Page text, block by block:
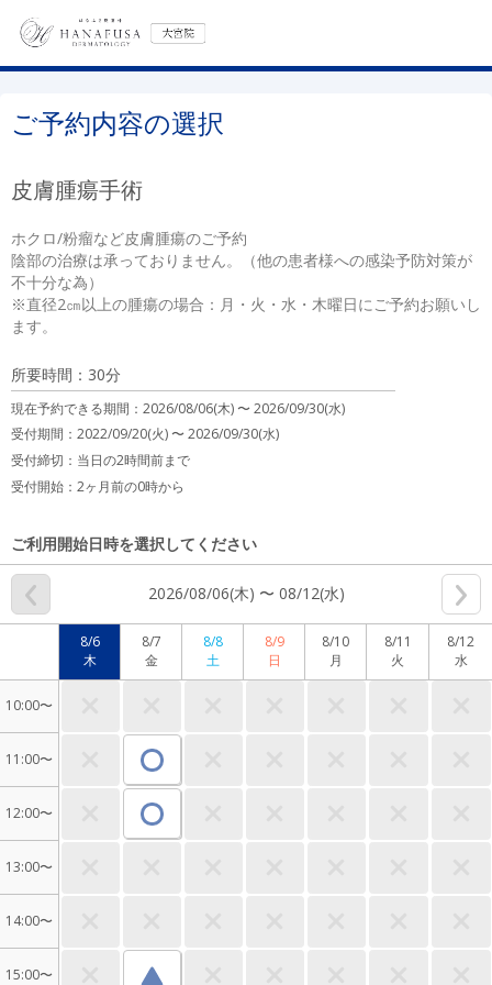
ご予約内容の選択
皮膚腫瘍手術
ホクロ/粉瘤など皮膚腫瘍のご予約
陰部の治療は承っておりません。（他の患者様への感染予防対策が
不十分な為）
※直径2㎝以上の腫瘍の場合：月・火・水・木曜日にご予約お願いし
ます。
所要時間：30分
現在予約できる期間： 2026/08/06(木) 〜2026/09/30(水)
受付期間：2022/09/20(火) 〜 2026/09/30(水)
受付締切： 当日の2時間前まで
受付開始： 2ヶ月前の0時から
ご利用開始日時を選択してください
2026/08/06(木) 〜 08/12(水)
8/6
木
8/7
金
8/8
土
8/9
日
8/10
月
8/11
火
8/12
水
10:00〜
11:00〜
12:00〜
13:00〜
14:00〜
15:00〜